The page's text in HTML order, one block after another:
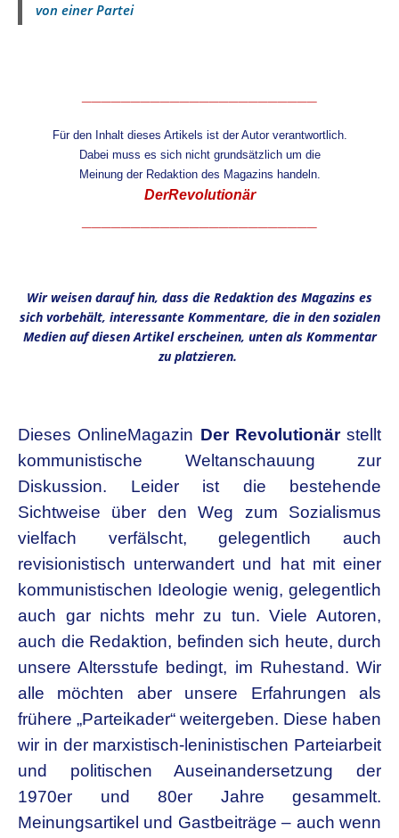
von einer Partei
Für den Inhalt dieses Artikels ist der Autor verantwortlich.
Dabei muss es sich nicht grundsätzlich um die
Meinung der Redaktion des Magazins handeln.
DerRevolutionär
Wir weisen darauf hin, dass die Redaktion des Magazins es
sich vorbehält, interessante Kommentare, die in den sozialen
Medien auf diesen Artikel erscheinen, unten als Kommentar
zu platzieren.
Dieses OnlineMagazin Der Revolutionärstellt
kommunistische Weltanschauung zur
Diskussion. Leider ist die bestehende
Sichtweise über den Weg zum Sozialismus
vielfach verfälscht, gelegentlich auch
revisionistisch unterwandert und hat mit einer
kommunistischen Ideologie wenig, gelegentlich
auch gar nichts mehr zu tun.Viele Autoren,
auch die Redaktion, befinden sich heute, durch
unsere Altersstufe bedingt, im Ruhestand. Wir
alle möchten aber unsere Erfahrungen als
frühere „Parteikader“ weitergeben. Diese haben
wir in der marxistisch-leninistischen Parteiarbeit
und politischen Auseinandersetzung der
1970er und 80er Jahre gesammelt.
Meinungsartikel und Gastbeiträge – auch wenn